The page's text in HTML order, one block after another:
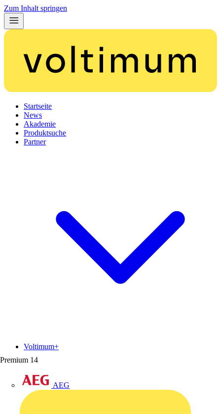
Zum Inhalt springen
Startseite
News
Akademie
Produktsuche
Partner
Premium 14
AEG
Voltimum+